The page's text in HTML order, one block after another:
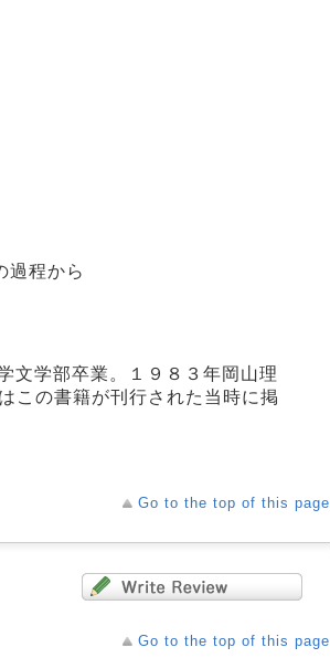
過程から
文学部卒業。１９８３年岡山理
この書籍が刊行された当時に掲
Go to the top of this page
Go to the top of this page